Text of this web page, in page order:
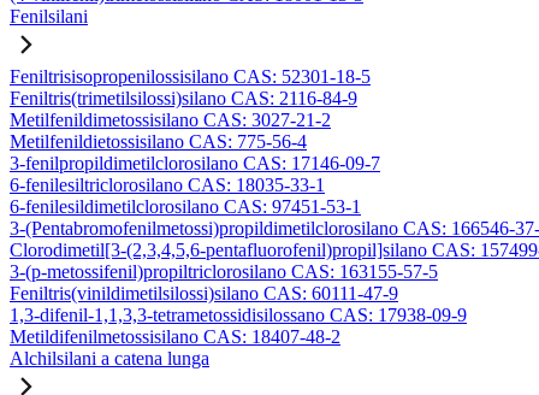
Fenilsilani
Feniltrisisopropenilossisilano CAS: 52301-18-5
Feniltris(trimetilsilossi)silano CAS: 2116-84-9
Metilfenildimetossisilano CAS: 3027-21-2
Metilfenildietossisilano CAS: 775-56-4
3-fenilpropildimetilclorosilano CAS: 17146-09-7
6-fenilesiltriclorosilano CAS: 18035-33-1
6-fenilesildimetilclorosilano CAS: 97451-53-1
3-(Pentabromofenilmetossi)propildimetilclorosilano CAS: 166546-
Clorodimetil[3-(2,3,4,5,6-pentafluorofenil)propil]silano CAS:
3-(p-metossifenil)propiltriclorosilano CAS: 163155-57-5
Feniltris(vinildimetilsilossi)silano CAS: 60111-47-9
1,3-difenil-1,1,3,3-tetrametossidisilossano CAS: 17938-09-9
Metildifenilmetossisilano CAS: 18407-48-2
Alchilsilani a catena lunga